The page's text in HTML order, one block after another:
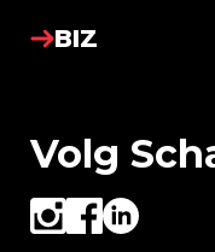
BIZ
Volg